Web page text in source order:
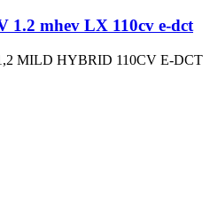
1.2 mhev LX 110cv e-dct
MILD HYBRID 110CV E-DCT